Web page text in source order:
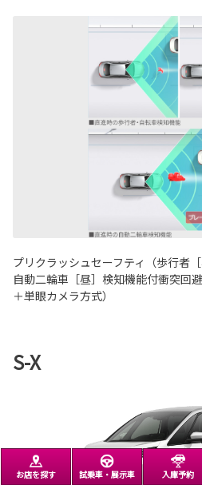
プリクラッシュセーフティ（歩行者
自動二輪車［昼］検知機能付衝突回
＋単眼カメラ方式）
S-X
お店を探す 試乗車・展示車 入庫予約